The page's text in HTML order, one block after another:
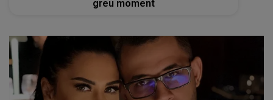
greu moment